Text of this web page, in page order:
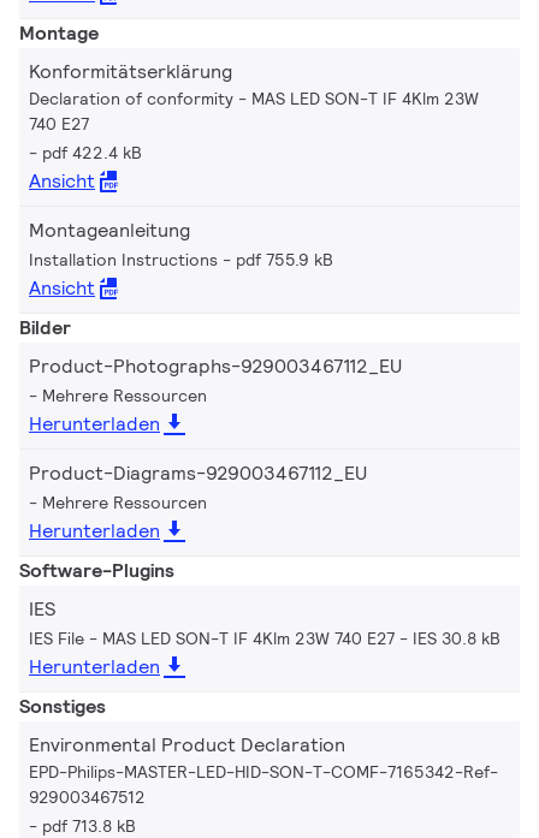
Montage
Konformitätserklärung
Declaration of conformity - MAS LED SON-T IF 4Klm 23W
740 E27
pdf 422.4 kB
Ansicht
Montageanleitung
Installation Instructions pdf 755.9 kB
Ansicht
Bilder
Product-Photographs-929003467112_EU
Mehrere Ressourcen
Herunterladen
Product-Diagrams-929003467112_EU
Mehrere Ressourcen
Herunterladen
Software-Plugins
IES
IES File - MAS LED SON-T IF 4Klm 23W 740 E27 IES 30.8 kB
Herunterladen
Sonstiges
Environmental Product Declaration
EPD-Philips-MASTER-LED-HID-SON-T-COMF-7165342-Ref-
929003467512
pdf 713.8 kB